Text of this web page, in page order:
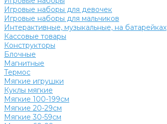
Игровые наборы для девочек
Игровые наборы для мальчиков
Интерактивные, музыкальные, на батарейках
Кассовые товары
Конструкторы
Блочные
Магнитные
Термос
Мягкие игрушки
Куклы мягкие
Мягкие 100-199см
Мягкие 20-29см
Мягкие 30-59см